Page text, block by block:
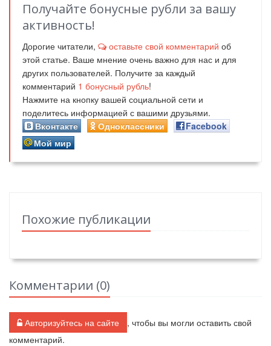
Получайте бонусные рубли за вашу
активность!
Дорогие читатели, оставьте свой комментарий об
этой статье. Ваше мнение очень важно для нас и для
других пользователей. Получите за каждый
комментарий 1 бонусный рубль!
Нажмите на кнопку вашей социальной сети и
поделитесь информацией с вашими друзьями.
Вконтакте
Одноклассники
Facebook
Мой мир
Похожие публикации
Комментарии (0)
Авторизуйтесь на сайте
, чтобы вы могли оставить свой
комментарий.